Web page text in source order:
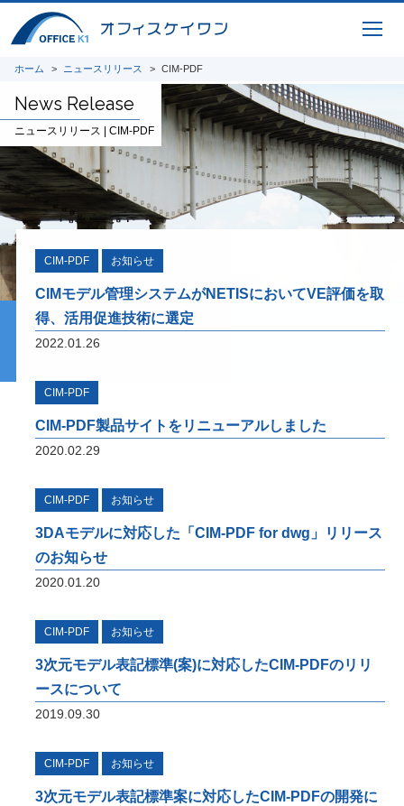
橋梁CIMシステムのコレクションシリーズ
ICTサービス
橋梁CIM 支援サービス 3Dモデリング、設
計照査、重心計算、施工シミュレーション、
完成パース、 CIM-PDF変換、点群データ、
研究開発
いたします。
ョン
が取り組んだ「建設現場の生産性を飛躍的に
橋梁ギャラリー
橋」「トラス橋」「斜張橋」「吊橋」に大別
ホーム ニュースリリース CIM-PDF
News Release
ニュースリリース | CIM-PDF
CIM-PDF お知らせ
CIMモデル管理システムがNETISにおいてVE評価を取
得、活用促進技術に選定
2022.01.26
CIM-PDF
CIM-PDF製品サイトをリニューアルしました
2020.02.29
CIM-PDF お知らせ
3DAモデルに対応した「CIM-PDF for dwg」リリース
のお知らせ
2020.01.20
CIM-PDF お知らせ
3次元モデル表記標準(案)に対応したCIM-PDFのリリ
ースについて
2019.09.30
CIM-PDF お知らせ
3次元モデル表記標準案に対応したCIM-PDFの開発に